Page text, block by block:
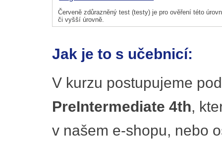
Červeně zdůrazněný test (testy) je pro ověření této
či vyšší úrovně.
Jak je to s učebnicí:
V kurzu postupujeme
PreIntermediate 4th,
v našem e-shopu, nebo